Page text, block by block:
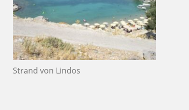
Strand von Lindos